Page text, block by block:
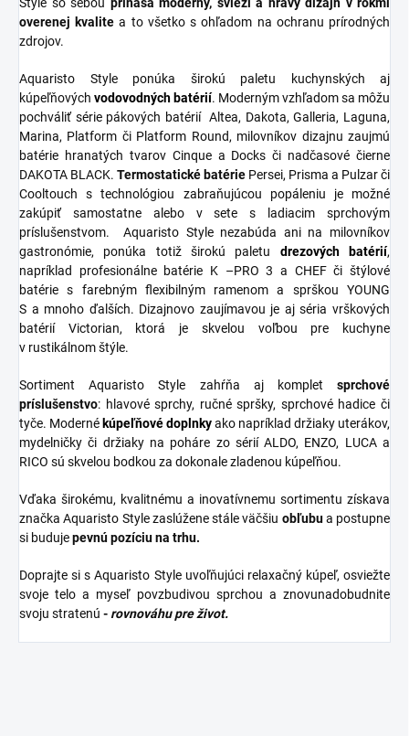
overenej kvalite a to všetko s ohľadom na ochranu prírodných
zdrojov.
Aquaristo Style ponúka širokú paletu kuchynských aj
kúpeľňových vodovodných batérií. Moderným vzhľadom sa môžu
pochváliť série pákových batérií Altea, Dakota, Galleria, Laguna,
Marina, Platform či Platform Round, milovníkov dizajnu zaujmú
batérie hranatých tvarov Cinque a Docks či nadčasové čierne
DAKOTA BLACK. Termostatické batérie Persei, Prisma a Pulzar či
Cooltouch s technológiou zabraňujúcou popáleniu je možné
zakúpiť samostatne alebo v sete s ladiacim sprchovým
príslušenstvom. Aquaristo Style nezabúda ani na milovníkov
gastronómie, ponúka totiž širokú paletu drezových batérií,
napríklad profesionálne batérie K –PRO 3 a CHEF či štýlové
batérie s farebným flexibilným ramenom a sprškou YOUNG
S a mnoho ďalších. Dizajnovo zaujímavou je aj séria vrškových
batérií Victorian, ktorá je skvelou voľbou pre kuchyne
v rustikálnom štýle.
Sortiment Aquaristo Style zahŕňa aj komplet sprchové
príslušenstvo: hlavové sprchy, ručné spršky, sprchové hadice či
tyče. Moderné kúpeľňovédoplnkyako napríklad držiaky uterákov,
mydelničky či držiaky na poháre zo sérií ALDO, ENZO, LUCA a
RICO sú skvelou bodkou za dokonale zladenou kúpeľňou.
Vďaka širokému, kvalitnému a inovatívnemu sortimentu získava
značka Aquaristo Style zaslúžene stále väčšiu obľubua postupne
si budujepevnú pozíciu na trhu.
Doprajte si s Aquaristo Style uvoľňujúci relaxačný kúpeľ, osviežte
svoje telo a myseľ povzbudivou sprchou a znovunadobudnite
svoju stratenú - rovnováhu pre život.